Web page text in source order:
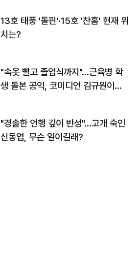
13호 태풍 '돌핀'·15호 '찬홈' 현재 위
치는?
"속옷 빨고 졸업식까지"…근육병 학
생 돌본 공익, 코미디언 김규원이었
"경솔한 언행 깊이 반성"…고개 숙인
신동엽, 무슨 일이길래?